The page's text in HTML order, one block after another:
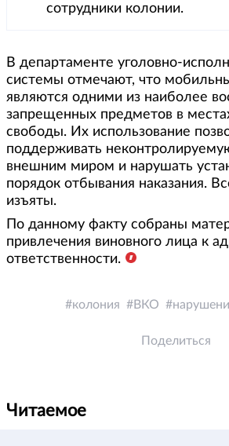
сотрудники колонии.
В департаменте уголовно-
системы отмечают, что
являются одними из наиболее
запрещенных предметов в
свободы. Их использование
поддерживать
внешним миром и нарушать
порядок отбывания наказания.
изъяты.
По данному факту собраны
привлечения виновного лица к
ответственности.
колония ВКО
Поделиться
Читаемое